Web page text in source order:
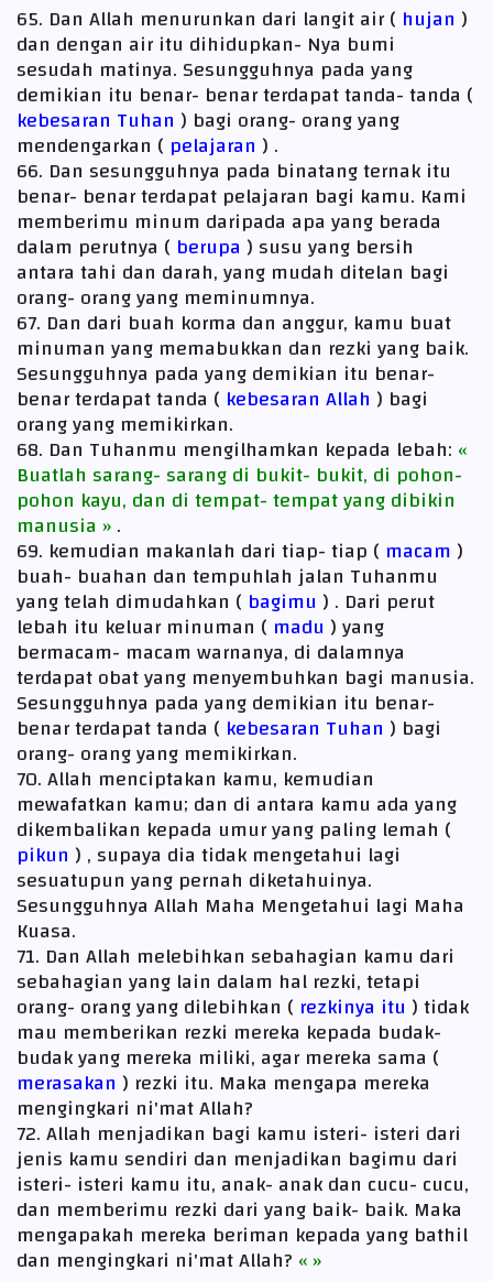
65. Dan Allah menurunkan dari langit air ( hujan )
dan dengan air itu dihidupkan- Nya bumi
sesudah matinya. Sesungguhnya pada yang
demikian itu benar- benar terdapat tanda- tanda (
kebesaran Tuhan ) bagi orang- orang yang
mendengarkan ( pelajaran ) .
66. Dan sesungguhnya pada binatang ternak itu
benar- benar terdapat pelajaran bagi kamu. Kami
memberimu minum daripada apa yang berada
dalam perutnya ( berupa ) susu yang bersih
antara tahi dan darah, yang mudah ditelan bagi
orang- orang yang meminumnya.
67. Dan dari buah korma dan anggur, kamu buat
minuman yang memabukkan dan rezki yang baik.
Sesungguhnya pada yang demikian itu benar-
benar terdapat tanda ( kebesaran Allah ) bagi
orang yang memikirkan.
68. Dan Tuhanmu mengilhamkan kepada lebah: «
Buatlah sarang- sarang di bukit- bukit, di pohon-
pohon kayu, dan di tempat- tempat yang dibikin
manusia ».
69. kemudian makanlah dari tiap- tiap ( macam )
buah- buahan dan tempuhlah jalan Tuhanmu
yang telah dimudahkan ( bagimu ) . Dari perut
lebah itu keluar minuman ( madu ) yang
bermacam- macam warnanya, di dalamnya
terdapat obat yang menyembuhkan bagi manusia.
Sesungguhnya pada yang demikian itu benar-
benar terdapat tanda ( kebesaran Tuhan ) bagi
orang- orang yang memikirkan.
70. Allah menciptakan kamu, kemudian
mewafatkan kamu; dan di antara kamu ada yang
dikembalikan kepada umur yang paling lemah (
pikun ) , supaya dia tidak mengetahui lagi
sesuatupun yang pernah diketahuinya.
Sesungguhnya Allah Maha Mengetahui lagi Maha
Kuasa.
71. Dan Allah melebihkan sebahagian kamu dari
sebahagian yang lain dalam hal rezki, tetapi
orang- orang yang dilebihkan ( rezkinya itu ) tidak
mau memberikan rezki mereka kepada budak-
budak yang mereka miliki, agar mereka sama (
merasakan ) rezki itu. Maka mengapa mereka
mengingkari ni'mat Allah?
72. Allah menjadikan bagi kamu isteri- isteri dari
jenis kamu sendiri dan menjadikan bagimu dari
isteri- isteri kamu itu, anak- anak dan cucu- cucu,
dan memberimu rezki dari yang baik- baik. Maka
mengapakah mereka beriman kepada yang bathil
dan mengingkari ni'mat Allah? « »